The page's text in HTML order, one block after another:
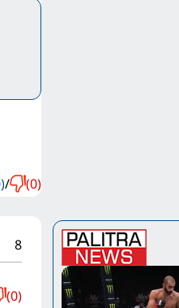
/ (0)
8
(0)